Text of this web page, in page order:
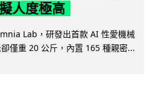
人度極高
Lab，研發出首款 AI 性愛機械
僅重 20 公斤，內置 165 種親密...